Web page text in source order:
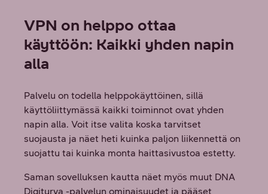
VPN on helppo ottaa
käyttöön: Kaikki yhden napin
alla
Palvelu on todella helppokäyttöinen, sillä
käyttöliittymässä kaikki toiminnot ovat yhden
napin alla. Voit itse valita koska tarvitset
suojausta ja näet heti kuinka paljon liikennettä on
suojattu tai kuinka monta haittasivustoa estetty.
Saman sovelluksen kautta näet myös muut DNA
Digiturva -palvelun ominaisuudet ja pääset